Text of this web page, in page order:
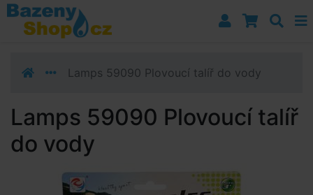
Přejít k navigaci
Přejít na obsah
Přejít k postrannímu sloupci
Lamps 59090 Plovoucí talíř do vody
Lamps 59090 Plovoucí talíř
do vody